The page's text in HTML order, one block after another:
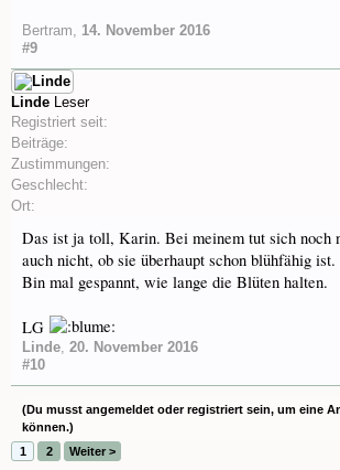
Bertram
14. November 2016
#9
Linde Leser
Registriert seit:
Beiträge:
Zustimmungen:
Geschlecht:
Ort:
Das ist ja toll, Karin. Bei meinem tut sich noch
auch nicht, ob sie überhaupt schon blühfähig ist.
Bin mal gespannt, wie lange die Blüten halten.
LG
Linde 20. November 2016
#10
(Du musst angemeldet oder registriert sein, um eine
können.)
1
2 Weiter >